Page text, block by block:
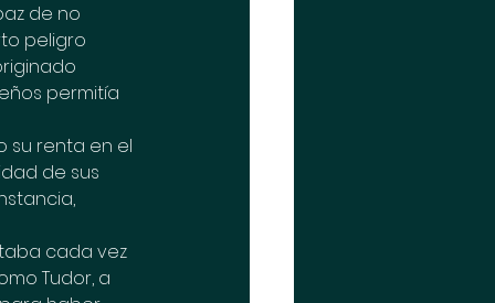
de no
peligro
permitía
su renta en el
de sus
cada vez
Tudor, a